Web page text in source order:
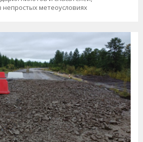
метеоусловиях